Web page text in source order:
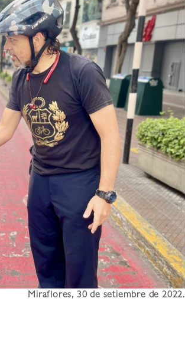
Miraflores, 30 de setiembre de 2022.